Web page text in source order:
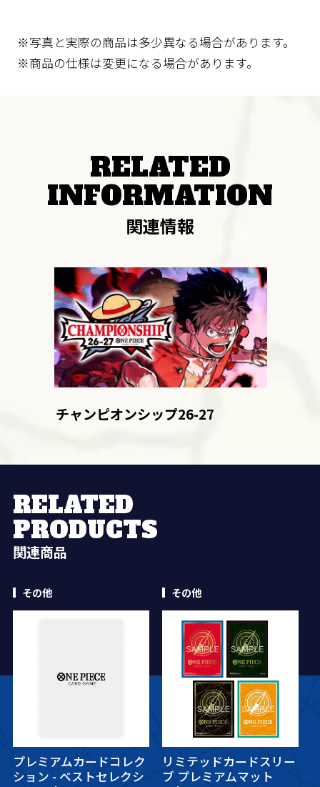
※写真と実際の商品は多少異なる場合があります。
※商品の仕様は変更になる場合があります。
RELATED
INFORMATION
関連情報
チャンピオンシップ26-27
RELATED
PRODUCTS
関連商品
その他
プレミアムカードコレク
ション - ベストセレクシ
その他
リミテッドカードスリー
ブ プレミアムマット